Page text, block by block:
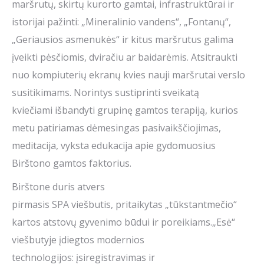
maršrutų, skirtų kurorto gamtai, infrastruktūrai ir
istorijai pažinti: „Mineralinio vandens“, „Fontanų“,
„Geriausios asmenukės“ ir kitus maršrutus galima
įveikti pėsčiomis, dviračiu ar baidarėmis. Atsitraukti
nuo kompiuterių ekranų kvies nauji maršrutai verslo
susitikimams. Norintys sustiprinti sveikatą
kviečiami išbandyti grupinę gamtos terapiją, kurios
metu patiriamas dėmesingas pasivaikščiojimas,
meditacija, vyksta edukacija apie gydomuosius
Birštono gamtos faktorius.
Birštone duris atvers
pirmasis SPA viešbutis, pritaikytas „tūkstantmečio“
kartos atstovų gyvenimo būdui ir poreikiams.„Esė“
viešbutyje įdiegtos modernios
technologijos: įsiregistravimas ir